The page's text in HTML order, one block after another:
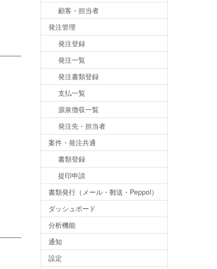
顧客・担当者
発注管理
発注登録
発注一覧
発注書類登録
支払一覧
源泉徴収一覧
発注先・担当者
案件・発注共通
書類登録
捉印申請
書類発行（メール・郵送・Peppol）
ダッシュボード
分析機能
通知
設定